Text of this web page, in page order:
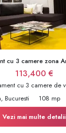
cu 3 camere zona
113,400 €
cu 3 camere de
Bucuresti
108 mp
Vezi mai multe detalii